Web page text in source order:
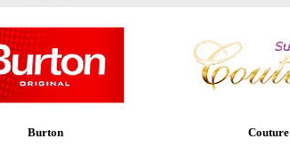
Burton Couture